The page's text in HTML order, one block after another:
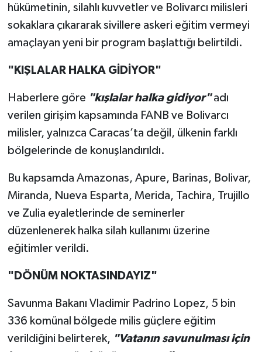
hükümetinin, silahlı kuvvetler ve Bolivarcı milisleri
sokaklara çıkararak sivillere askeri eğitim vermeyi
amaçlayan yeni bir program başlattığı belirtildi.
"KIŞLALAR HALKA GİDİYOR"
Haberlere göre "kışlalar halka gidiyor"adı
verilen girişim kapsamında FANB ve Bolivarcı
milisler, yalnızca Caracas’ta değil, ülkenin farklı
bölgelerinde de konuşlandırıldı.
Bu kapsamda Amazonas, Apure, Barinas, Bolivar,
Miranda, Nueva Esparta, Merida, Tachira, Trujillo
ve Zulia eyaletlerinde de seminerler
düzenlenerek halka silah kullanımı üzerine
eğitimler verildi.
"DÖNÜM NOKTASINDAYIZ"
Savunma Bakanı Vladimir Padrino Lopez, 5 bin
336 komünal bölgede milis güçlere eğitim
verildiğini belirterek, "Vatanın savunulması için